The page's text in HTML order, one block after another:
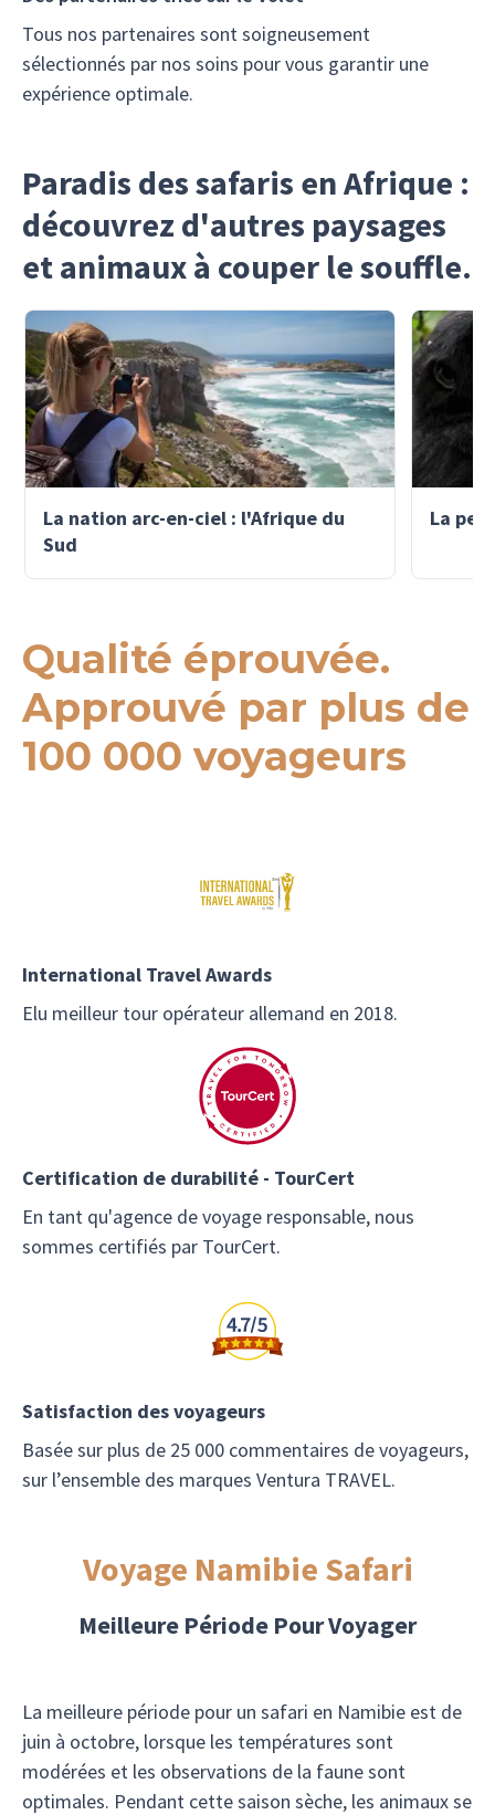
Tous nos partenaires sont soigneusement
sélectionnés par nos soins pour vous garantir une
expérience optimale.
Paradis des safaris en Afrique :
découvrez d'autres paysages
et animaux à couper le souffle.
La nation arc-en-ciel : l'Afrique du
Sud
La
Qualité éprouvée.
Approuvé par plus de
100 000 voyageurs
International Travel Awards
Elu meilleur tour opérateur allemand en 2018.
Certification de durabilité - TourCert
En tant qu'agence de voyage responsable, nous
sommes certifiés par TourCert.
Satisfaction des voyageurs
Basée sur plus de 25 000 commentaires de voyageurs,
sur l’ensemble des marques Ventura TRAVEL.
Voyage Namibie Safari
Meilleure Période Pour Voyager
La meilleure période pour un safari en Namibie est de
juin à octobre, lorsque les températures sont
modérées et les observations de la faune sont
optimales. Pendant cette saison sèche, les animaux se